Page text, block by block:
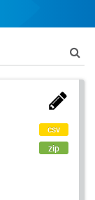
csv
zip